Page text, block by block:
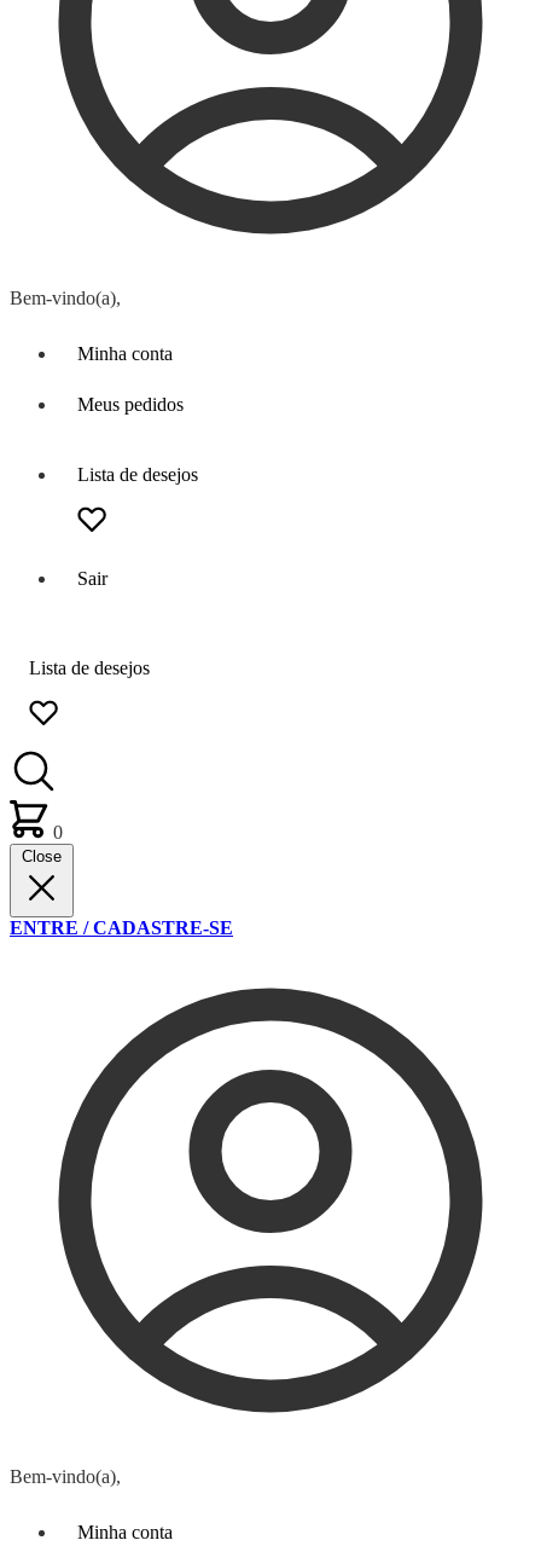
Bem-vindo(a),
Minha conta
Meus pedidos
Lista de desejos
Sair
Lista de desejos
0
Close
ENTRE / CADASTRE-SE
Bem-vindo(a),
Minha conta